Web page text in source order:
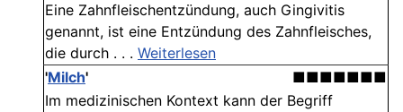
Eine Zahnfleischentzündung, auch Gingivitis
genannt, ist eine Entzündung des Zahnfleisches,
die durch . . . Weiterlesen
'Milch'
■■■■■■■
Im medizinischen Kontext kann der Begriff